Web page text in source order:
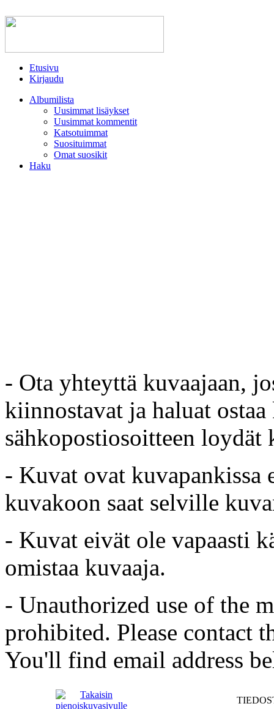
Etusivu
Kirjaudu
Albumilista
Uusimmat lisäykset
Uusimmat kommentit
Katsotuimmat
Suosituimmat
Omat suosikit
Haku
- Ota yhteyttä kuvaajaan,
kiinnostavat ja haluat
sähkopostiosoitteen loydät
- Kuvat ovat kuvapankissa
kuvakoon saat selville
- Kuvat eivät ole vapaasti
omistaa kuvaaja.
- Unauthorized use of the
prohibited. Please contact
You'll find email address